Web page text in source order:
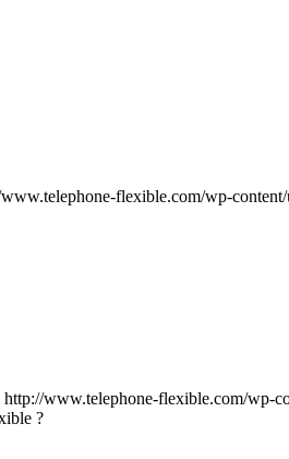
flexible.com/wp-
http://www.telephone-flexible.com/wp-
?